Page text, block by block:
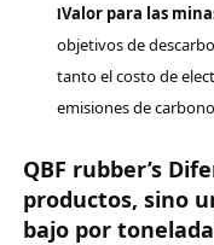
lValor para las
objetivos de
tanto el costo de
emisiones de
QBF rubber’s
productos, sino
bajo por